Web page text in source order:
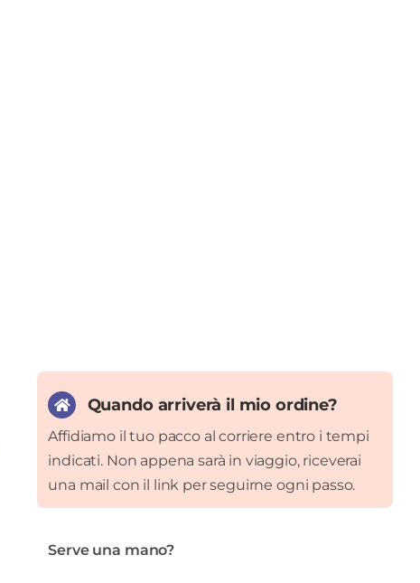
Quando arriverà il mio ordine?
Affidiamo il tuo pacco al corriere entro i tempi
indicati. Non appena sarà in viaggio, riceverai
una mail con il link per seguirne ogni passo.
Serve una mano?